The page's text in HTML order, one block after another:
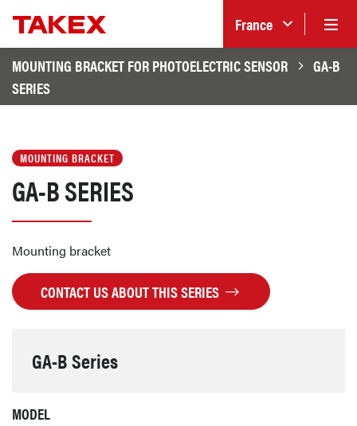
France
MOUNTING BRACKET FOR PHOTOELECTRIC SENSOR
GA-B
SERIES
MOUNTING BRACKET
GA-B SERIES
Mounting bracket
CONTACT US ABOUT THIS SERIES
GA-B Series
MODEL